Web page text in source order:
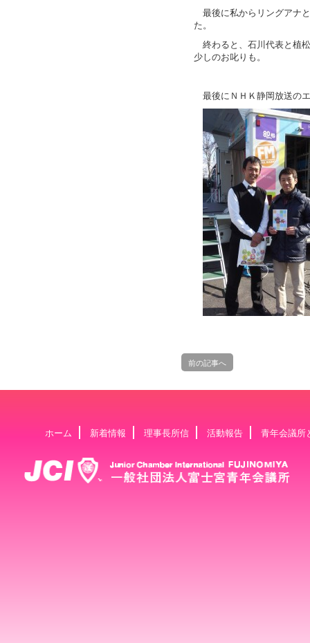
最後に私からリングアナ
た。
終わると、石川代表と植
少しのお叱りも。
最後にＮＨＫ静岡放送の
前の記事へ
ホーム 新着情報 理事長所信 活動報告 青年会議所